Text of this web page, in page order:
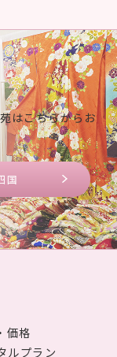
はこちらからお
国
価格
ルプラン